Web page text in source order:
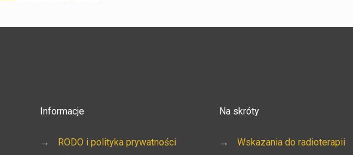
Informacje
→
RODO i polityka prywatności
Na skróty
→
Wskazania do radioterapii